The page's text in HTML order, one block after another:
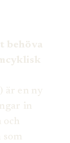
behöva
är en ny
in
och